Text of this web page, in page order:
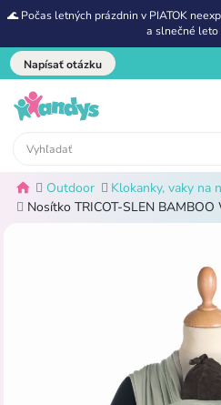
🌊 Počas letných prázdnin v PIATOK
a slnečné leto
Napísať otázku
Outdoor
Klokanky, vaky na
Nosítko TRICOT-SLEN